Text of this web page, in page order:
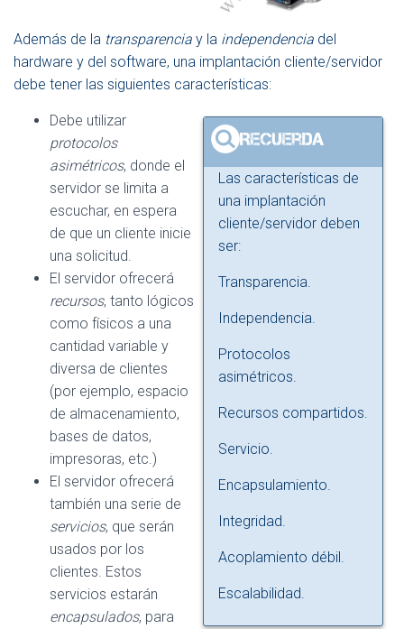
Además de la transparencia y la independencia del
hardware y del software, una implantación cliente/servidor
debe tener las siguientes características:
Las características de
una implantación
cliente/servidor deben
ser:
Transparencia.
Independencia.
Protocolos
asimétricos.
Recursos compartidos.
Servicio.
Encapsulamiento.
Integridad.
Acoplamiento débil.
Escalabilidad.
Debe utilizar
protocolos
asimétricos, donde el
servidor se limita a
escuchar, en espera
de que un cliente inicie
una solicitud.
El servidor ofrecerá
recursos, tanto lógicos
como físicos a una
cantidad variable y
diversa de clientes
(por ejemplo, espacio
de almacenamiento,
bases de datos,
impresoras, etc.)
El servidor ofrecerá
también una serie de
servicios, que serán
usados por los
clientes. Estos
servicios estarán
encapsulados, para